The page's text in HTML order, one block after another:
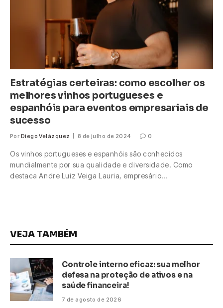
Estratégias certeiras: como escolher os
melhores vinhos portugueses e
espanhóis para eventos empresariais de
sucesso
Por Diego Velázquez 8 de julho de 2024 0
Os vinhos portugueses e espanhóis são conhecidos
mundialmente por sua qualidade e diversidade. Como
destaca Andre Luiz Veiga Lauria, empresário…
VEJA TAMBÉM
Controle interno eficaz: sua melhor
defesa na proteção de ativos e na
saúde financeira!
7 de agosto de 2026